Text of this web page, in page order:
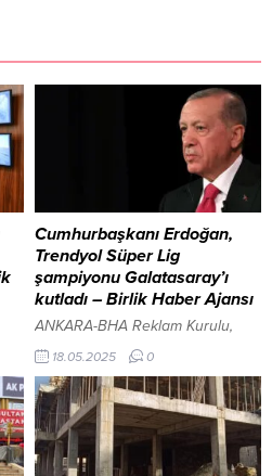
Cumhurbaşkanı Erdoğan,
Trendyol Süper Lig
şampiyonu Galatasaray’ı
kutladı – Birlik Haber Ajansı
ANKARA-BHA Reklam Kurulu,
yanıltıcı reklamlara 125,3 milyon
lira ceza kesti Cumhurbaşkanı
Recep Tayyip Erdoğan, Trendyol
Süper Lig’de bitime 2 hafta kala
şampiyonluğunu ilan eden
Galatasaray’ı tebrik etti.
18.05.2025 0